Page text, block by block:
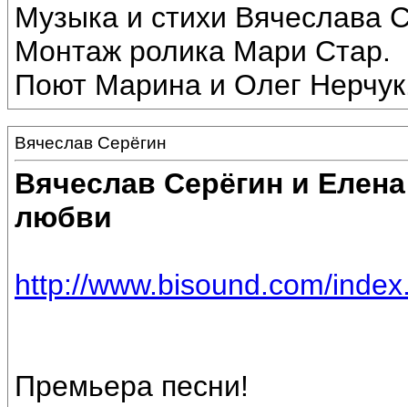
Музыка и стихи Вячеслава
Монтаж ролика Мари Стар.
Поют Марина и Олег
Вячеслав Серёгин
Вячеслав Серёгин и
любви
http://www.bisound.com/
Премьера песни!